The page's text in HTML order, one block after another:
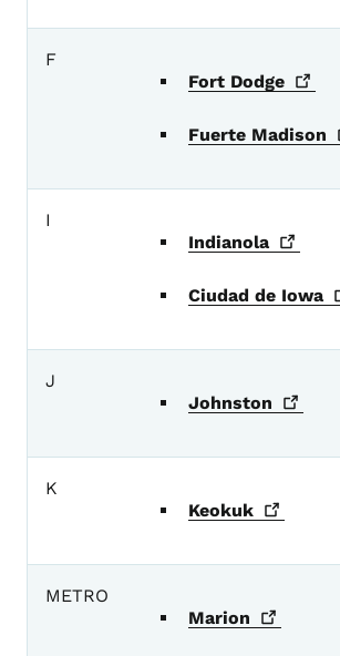
F
Fort Dodge
Fuerte Madison
I
Indianola
Ciudad de Iowa
J
Johnston
K
Keokuk
METRO
Marion